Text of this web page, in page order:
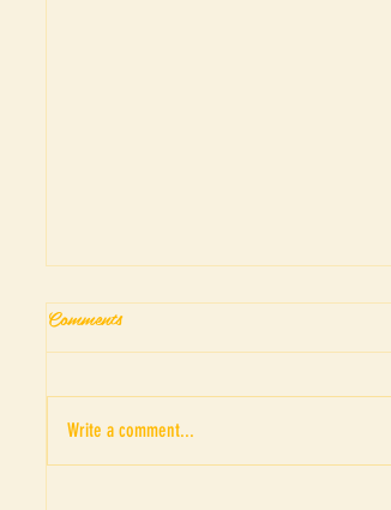
Comments
Write a comment...